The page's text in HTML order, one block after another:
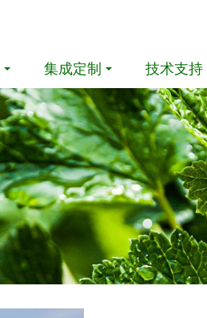
集成定制 技术支持